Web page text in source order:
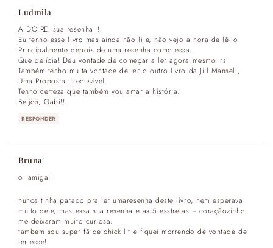
Ludmila
A DO REI sua resenha!!!
Eu tenho esse livro mas ainda não li e, não vejo a hora de lê-lo.
Principalmente depois de uma resenha como essa.
Que delícia! Deu vontade de começar a ler agora mesmo. rs
Também tenho muita vontade de ler o outro livro da Jill Mansell,
Uma Proposta irrecusável.
Tenho certeza que também vou amar a história.
Beijos, Gabi!!
RESPONDER
Bruna
oi amiga!
nunca tinha parado pra ler umaresenha deste livro, nem esperava
muito dele, mas essa sua resenha e as 5 esstrelas + coraçãozinho
me deixaram muito curiosa.
tambem sou super fã de chick lit e fiquei morrendo de vontade de
ler esse!